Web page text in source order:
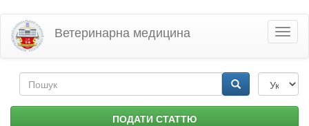
Перейти
основного
матеріалу
Ветеринарна медицина
Пошукова
форма ПОДАТИ СТАТТЮ